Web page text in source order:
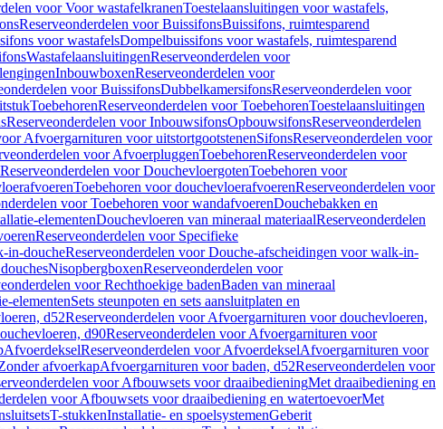
voor Voor wastafelkranenToestelaansluitingen voor wastafels,
Reserveonderdelen voor BuissifonsBuissifons, ruimtesparend
voor wastafelsDompelbuissifons voor wastafels, ruimtesparend
WastafelaansluitingenReserveonderdelen voor
InbouwboxenReserveonderdelen voor
voor BuissifonsDubbelkamersifonsReserveonderdelen voor
ToebehorenReserveonderdelen voor ToebehorenToestelaansluitingen
Reserveonderdelen voor InbouwsifonsOpbouwsifonsReserveonderdelen
Afvoergarnituren voor uitstortgootstenenSifonsReserveonderdelen voor
voor AfvoerpluggenToebehorenReserveonderdelen voor
Reserveonderdelen voor DouchevloergotenToebehoren voor
Toebehoren voor douchevloerafvoerenReserveonderdelen voor
voor Toebehoren voor wandafvoerenDouchebakken en
elementenDouchevloeren van mineraal materiaalReserveonderdelen
Reserveonderdelen voor Specifieke
in-doucheReserveonderdelen voor Douche-afscheidingen voor walk-in-
NisopbergboxenReserveonderdelen voor
voor Rechthoekige badenBaden van mineraal
elementenSets steunpoten en sets aansluitplaten en
d52Reserveonderdelen voor Afvoergarnituren voor douchevloeren,
d90Reserveonderdelen voor Afvoergarnituren voor
AfvoerdekselReserveonderdelen voor AfvoerdekselAfvoergarnituren voor
afvoerkapAfvoergarnituren voor baden, d52Reserveonderdelen voor
voor Afbouwsets voor draaibedieningMet draaibediening en
voor Afbouwsets voor draaibediening en watertoevoerMet
T-stukkenInstallatie- en spoelsystemenGeberit